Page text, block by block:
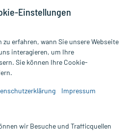
ggf. zzgl. Versandkosten
werden ausschließlich für
durch einen Arzt. Bitte
können. | Diese Webseite benutzt
bitte dazu die wichtigen Hinweise in
Einstellungen
erfahren, wann Sie unsere Webseite
interagieren, um Ihre
Sie können Ihre Cookie-
Impressum
wir Besuche und Trafficquellen